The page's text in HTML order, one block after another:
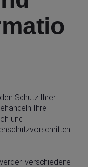
Schutz Ihrer
Ihre
und
verschiedene